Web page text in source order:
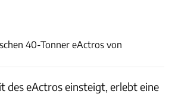
40-Tonner eActros von
des eActros einsteigt, erlebt eine